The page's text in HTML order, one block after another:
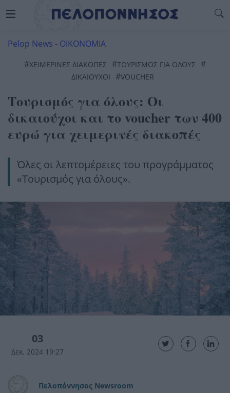
Pelop News - ΟΙΚΟΝΟΜΙΑ
#ΧΕΙΜΕΡΙΝΕΣ ΔΙΑΚΟΠΕΣ #ΤΟΥΡΙΣΜΟΣ ΓΙΑ ΟΛΟΥΣ #
ΔΙΚΑΙΟΎΧΟΙ #VOUCHER
Τουρισμός για όλους: Οι
δικαιούχοι και το voucher των 400
ευρώ για χειμερινές διακοπές
Όλες οι λεπτομέρειες του προγράμματος
«Τουρισμός για όλους».
03
Δεκ. 2024 19:27
Πελοπόννησος Newsroom